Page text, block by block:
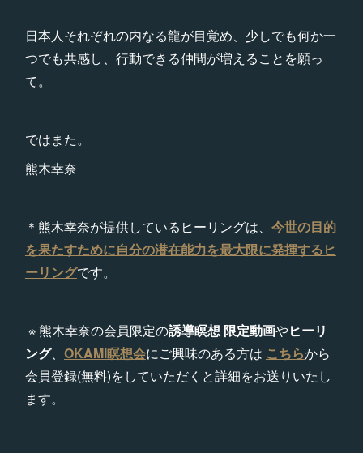
日本人それぞれの内なる龍が目覚め、少しでも何か一
つでも共感し、行動できる仲間が増えることを願っ
て。
ではまた。
熊木幸奈
＊熊木幸奈が提供しているヒーリングは、 今世の目的
を果たすために自分の潜在能力を最大限に発揮するヒ
ーリングです。
※ 熊木幸奈の会員限定の誘導瞑想 限定動画やヒーリ
ング、 OKAMI瞑想会にご興味のある方は こちらから
会員登録(無料)をしていただくと詳細をお送りいたし
ます。